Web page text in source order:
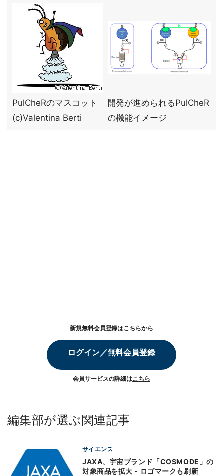
PulCheRのマスコット
(c)Valentina Berti
開発が進められるPulCheR
の機能イメージ
新規無料会員登録はこちらから
ログイン／無料会員登録
会員サービスの詳細はこちら
編集部が選ぶ関連記事
サイエンス
JAXA、宇宙ブランド「COSMODE」の
対象商品を拡大 - ロゴマークも刷新